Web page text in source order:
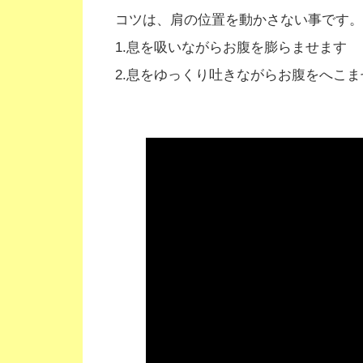
コツは、肩の位置を動かさない事です。
1.息を吸いながらお腹を膨らませます
2.息をゆっくり吐きながらお腹をへこ